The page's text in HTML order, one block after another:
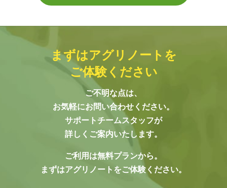
まずはアグリノートを
ご体験ください
ご不明な点は、
お気軽にお問い合わせください。
サポートチームスタッフが
詳しくご案内いたします。
ご利用は無料プランから。
まずはアグリノートをご体験ください。